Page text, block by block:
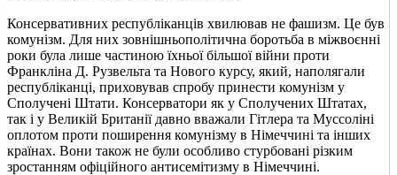
Консервативних республіканців хвилював не фашизм. Це був
комунізм. Для них зовнішньополітична боротьба в міжвоєнні
роки була лише частиною їхньої більшої війни проти
Франкліна Д. Рузвельта та Нового курсу, який, наполягали
республіканці, приховував спробу принести комунізм у
Сполучені Штати. Консерватори як у Сполучених Штатах,
так і у Великій Британії давно вважали Гітлера та Муссоліні
оплотом проти поширення комунізму в Німеччині та інших
країнах. Вони також не були особливо стурбовані різким
зростанням офіційного антисемітизму в Німеччині.